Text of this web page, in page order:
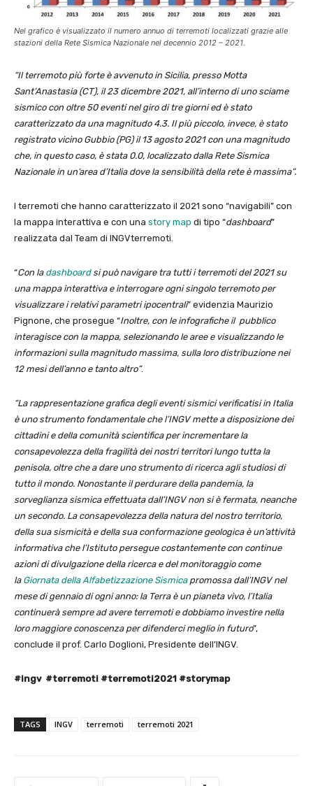
Nel grafico è visualizzato il numero annuo di terremoti localizzati grazie alle
stazioni della Rete Sismica Nazionale nel decennio 2012 – 2021.
“Il terremoto più forte è avvenuto in Sicilia, presso Motta
Sant’Anastasia (CT), il 23 dicembre 2021, all’interno di uno sciame
sismico con oltre 50 eventi nel giro di tre giorni ed è stato
caratterizzato da una magnitudo 4.3. Il più piccolo, invece, è stato
registrato vicino Gubbio (PG) il 13 agosto 2021 con una magnitudo
che, in questo caso, è stata 0.0, localizzato dalla Rete Sismica
Nazionale in un’area d’Italia dove la sensibilità della rete è massima”.
I terremoti che hanno caratterizzato il 2021 sono “navigabili” con
la mappa interattiva e con una story map di tipo “dashboard”
realizzata dal Team di INGVterremoti.
“Con la dashboard si può navigare tra tutti i terremoti del 2021 su
una mappa interattiva e interrogare ogni singolo terremoto per
visualizzare i relativi parametri ipocentrali” evidenzia Maurizio
Pignone, che prosegue “Inoltre, con le infografiche il pubblico
interagisce con la mappa, selezionando le aree e visualizzando le
informazioni sulla magnitudo massima, sulla loro distribuzione nei
12 mesi dell’anno e tanto altro”.
“La rappresentazione grafica degli eventi sismici verificatisi in Italia
è uno strumento fondamentale che l’INGV mette a disposizione dei
cittadini e della comunità scientifica per incrementare la
consapevolezza della fragilità dei nostri territori lungo tutta la
penisola, oltre che a dare uno strumento di ricerca agli studiosi di
tutto il mondo. Nonostante il perdurare della pandemia, la
sorveglianza sismica effettuata dall’INGV non si è fermata, neanche
un secondo. La consapevolezza della natura del nostro territorio,
della sua sismicità e della sua conformazione geologica è un’attività
informativa che l’Istituto persegue costantemente con continue
azioni di divulgazione della ricerca e del monitoraggio come
la Giornata della Alfabetizzazione Sismicapromossa dall’INGV nel
mese di gennaio di ogni anno: la Terra è un pianeta vivo, l’Italia
continuerà sempre ad avere terremoti e dobbiamo investire nella
loro maggiore conoscenza per difenderci meglio in futuro”,
conclude il prof. Carlo Doglioni, Presidente dell’INGV.
#ingv #terremoti #terremoti2021 #storymap
TAGS INGV terremoti terremoti 2021